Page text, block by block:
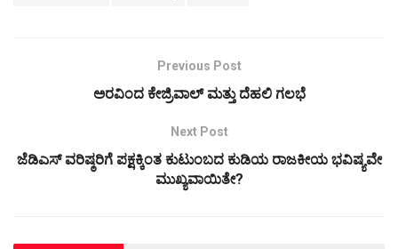
Previous Post
ಅರವಿಂದ ಕೇಜ್ರಿವಾಲ್ ಮತ್ತು ದೆಹಲಿ ಗಲಭೆ
Next Post
ಜೆಡಿಎಸ್ ವರಿಷ್ಠರಿಗೆ ಪಕ್ಷಕ್ಕಿಂತ ಕುಟುಂಬದ ಕುಡಿಯ ರಾಜಕೀಯ ಭವಿಷ್ಯವೇ
ಮುಖ್ಯವಾಯಿತೇ?